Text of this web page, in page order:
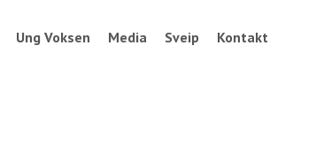
Ung Voksen Media Sveip Kontakt